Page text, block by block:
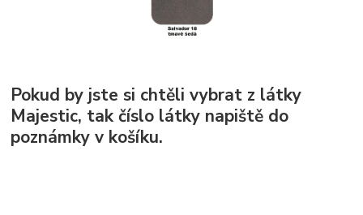
Pokud by jste si chtěli vybrat z látky
Majestic, tak číslo látky napiště do
poznámky v košíku.